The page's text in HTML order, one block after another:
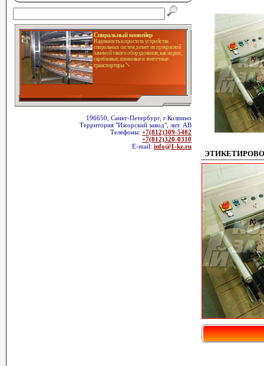
Спиральный конвейер
Надежность и простота устройства
спиральных систем делает их прекрасной
заменой такого оборудования, как нории,
скребковые, шнековые и ленточные
транспортеры
196650, Санкт-Петербург, г.Колпино
Территория "Ижорский завод", лит. АВ
Телефоны: +7(812)309-5402
+7(812)320-0310
E-mail: info@1-kz.ru